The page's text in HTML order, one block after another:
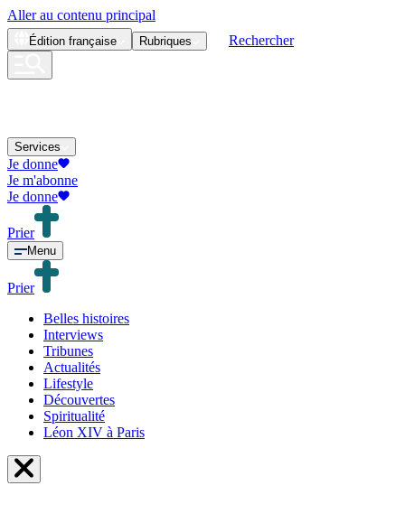
Aller au contenu principal
Édition française Rubriques Rechercher
Services
Je donne
Je m'abonne
Je donne
Prier
Menu
Prier
Belles histoires
Interviews
Tribunes
Actualités
Lifestyle
Découvertes
Spiritualité
Léon XIV à Paris